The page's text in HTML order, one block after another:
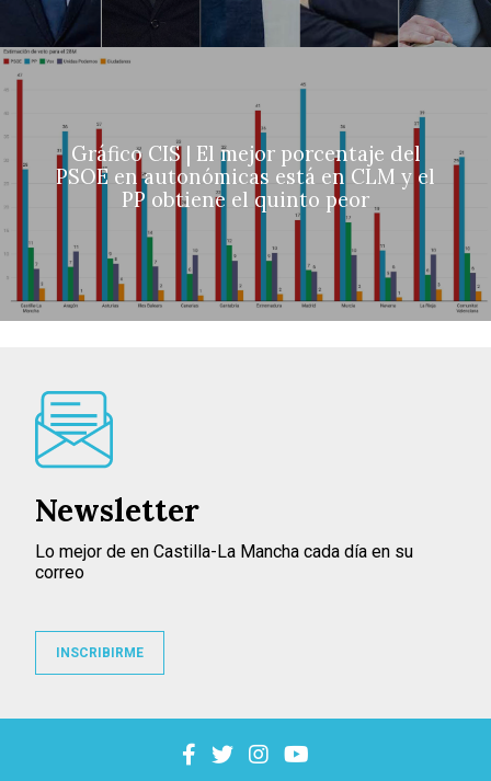
Gráfico CIS | El mejor porcentaje del
PSOE en autonómicas está en CLM y el
PP obtiene el quinto peor
Newsletter
Lo mejor de en Castilla-La Mancha cada día en su
correo
INSCRIBIRME